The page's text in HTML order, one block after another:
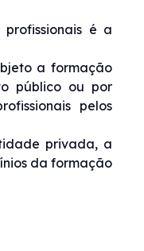
é a
a formação
público ou por
pelos
privada, a
da formação